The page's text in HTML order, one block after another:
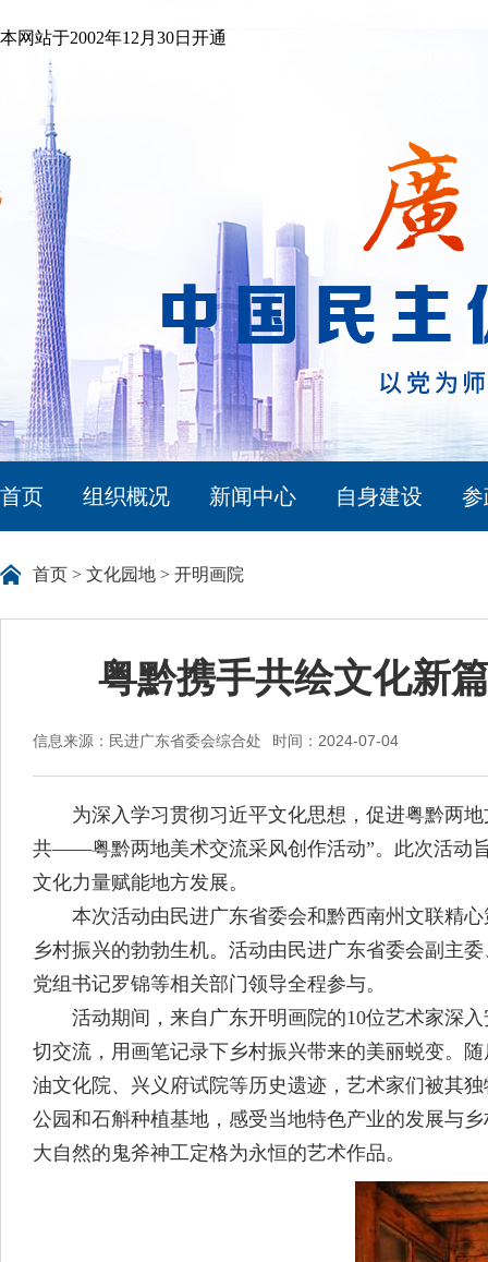
本网站于2002年12月30日开通
首页 组织概况 新闻中心 自身建设 参
首页 > 文化园地 > 开明画院
粤黔携手共绘文化新
信息来源：民进广东省委会综合处 时间：2024-07-04
为深入学习贯彻习近平文化思想，促进粤黔两地
共——粤黔两地美术交流采风创作活动”。此次活动
文化力量赋能地方发展。
本次活动由民进广东省委会和黔西南州文联精心
乡村振兴的勃勃生机。活动由民进广东省委会副主
党组书记罗锦等相关部门领导全程参与。
活动期间，来自广东开明画院的10位艺术家深入
切交流，用画笔记录下乡村振兴带来的美丽蜕变。
油文化院、兴义府试院等历史遗迹，艺术家们被其
公园和石斛种植基地，感受当地特色产业的发展与
大自然的鬼斧神工定格为永恒的艺术作品。